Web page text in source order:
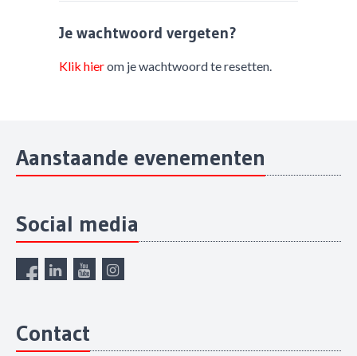
Je wachtwoord vergeten?
Klik hierom je wachtwoord te resetten.
Aanstaande evenementen
Social media
Contact